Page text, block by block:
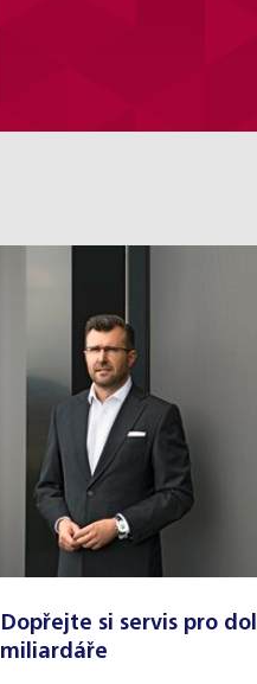
Dopřejte si servis pro
miliardáře